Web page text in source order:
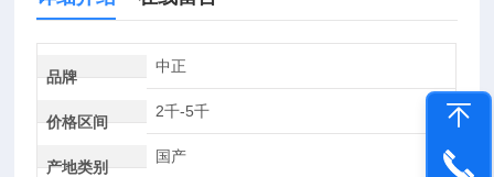
品牌
中正
价格区间
2千-5千
产地类别
国产